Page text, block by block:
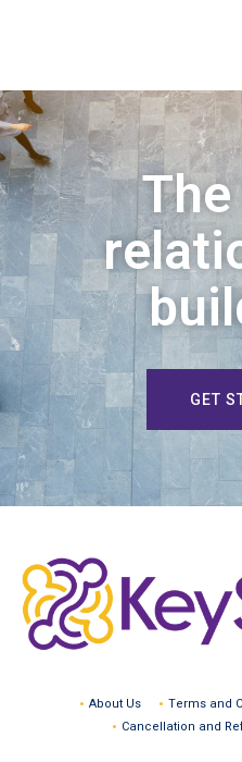
GET
About Us Terms and
Cancellation and